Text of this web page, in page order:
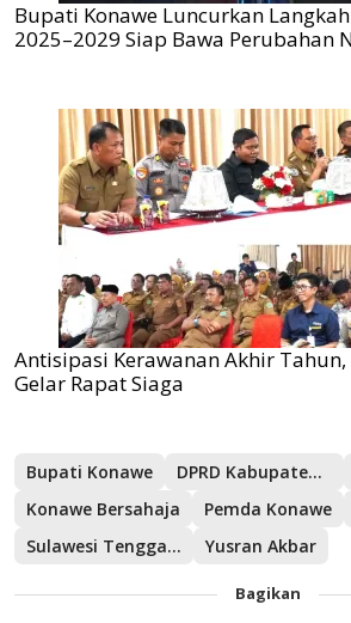
Bupati Konawe Luncurkan Langkah
2025–2029 Siap Bawa Perubahan
Antisipasi Kerawanan Akhir Tahun,
Gelar Rapat Siaga
Bupati Konawe DPRD Kabupaten Konawe
Konawe Bersahaja
Pemda Konawe
Sulawesi Tenggara
Yusran Akbar
Bagikan